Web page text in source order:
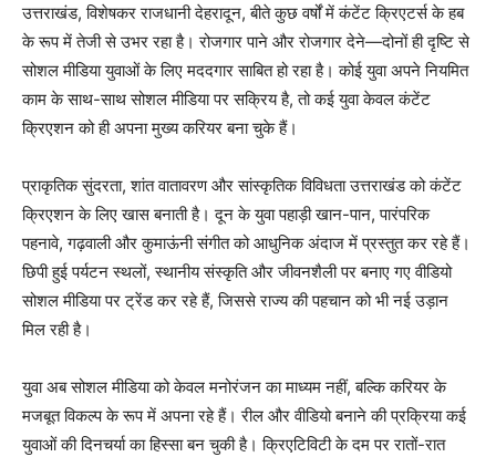
उत्तराखंड, विशेषकर राजधानी देहरादून, बीते कुछ वर्षों में कंटेंट क्रिएटर्स के हब
के रूप में तेजी से उभर रहा है। रोजगार पाने और रोजगार देने—दोनों ही दृष्टि से
सोशल मीडिया युवाओं के लिए मददगार साबित हो रहा है। कोई युवा अपने नियमित
काम के साथ-साथ सोशल मीडिया पर सक्रिय है, तो कई युवा केवल कंटेंट
क्रिएशन को ही अपना मुख्य करियर बना चुके हैं।
प्राकृतिक सुंदरता, शांत वातावरण और सांस्कृतिक विविधता उत्तराखंड को कंटेंट
क्रिएशन के लिए खास बनाती है। दून के युवा पहाड़ी खान-पान, पारंपरिक
पहनावे, गढ़वाली और कुमाऊंनी संगीत को आधुनिक अंदाज में प्रस्तुत कर रहे हैं।
छिपी हुई पर्यटन स्थलों, स्थानीय संस्कृति और जीवनशैली पर बनाए गए वीडियो
सोशल मीडिया पर ट्रेंड कर रहे हैं, जिससे राज्य की पहचान को भी नई उड़ान
मिल रही है।
युवा अब सोशल मीडिया को केवल मनोरंजन का माध्यम नहीं, बल्कि करियर के
मजबूत विकल्प के रूप में अपना रहे हैं। रील और वीडियो बनाने की प्रक्रिया कई
युवाओं की दिनचर्या का हिस्सा बन चुकी है। क्रिएटिविटी के दम पर रातों-रात